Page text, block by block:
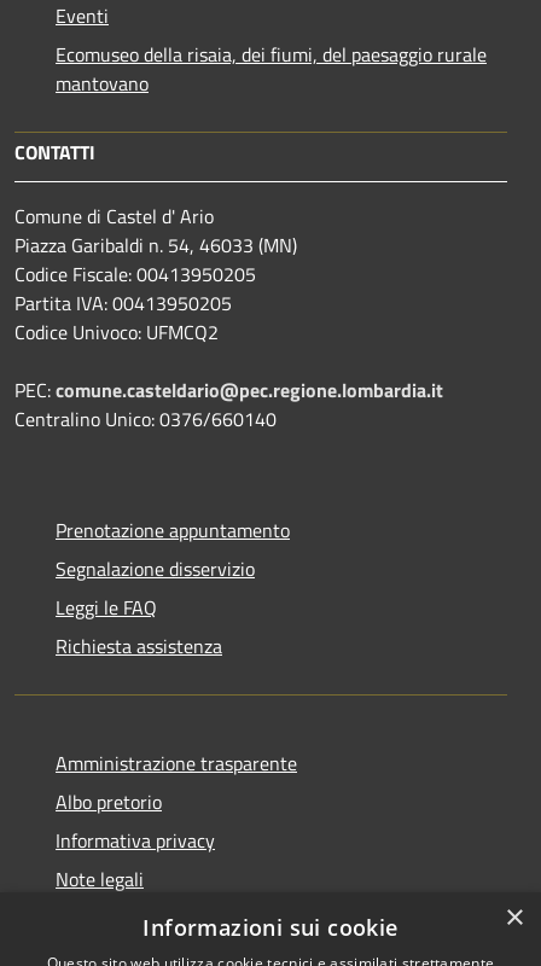
Eventi
Ecomuseo della risaia, dei fiumi, del paesaggio rurale
mantovano
CONTATTI
Comune di Castel d' Ario
Piazza Garibaldi n. 54, 46033 (MN)
Codice Fiscale: 00413950205
Partita IVA: 00413950205
Codice Univoco: UFMCQ2
PEC:comune.casteldario@pec.regione.lombardia.it
Centralino Unico: 0376/660140
Prenotazione appuntamento
Segnalazione disservizio
Leggi le FAQ
Richiesta assistenza
Amministrazione trasparente
Albo pretorio
Informativa privacy
Note legali
Dichiarazione di accessibilità
×
Informazioni sui cookie